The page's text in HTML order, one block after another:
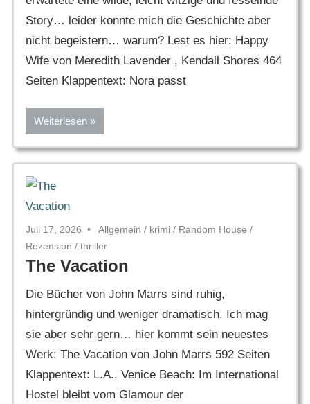
Story… leider konnte mich die Geschichte aber
nicht begeistern… warum? Lest es hier: Happy
Wife von Meredith Lavender , Kendall Shores 464
Seiten Klappentext: Nora passt
Weiterlesen
Juli 17, 2026 Allgemein / krimi / Random House /
Rezension / thriller
The Vacation
Die Bücher von John Marrs sind ruhig,
hintergründig und weniger dramatisch. Ich mag
sie aber sehr gern… hier kommt sein neuestes
Werk: The Vacation von John Marrs 592 Seiten
Klappentext: L.A., Venice Beach: Im International
Hostel bleibt vom Glamour der